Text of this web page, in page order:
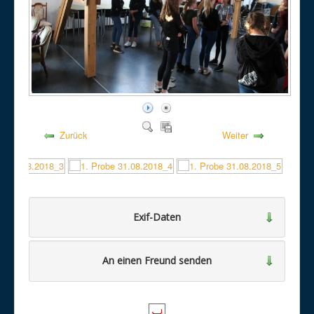
Zurück Weiter
Exif-Daten
An einen Freund senden